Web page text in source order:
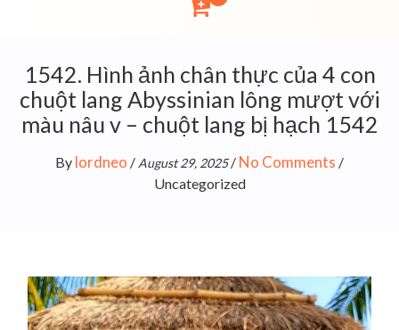
1542. Hình ảnh chân thực của 4 con
chuột lang Abyssinian lông mượt với
màu nâu v – chuột lang bị hạch 1542
By lordneo / August 29, 2025/ No Comments /
Uncategorized